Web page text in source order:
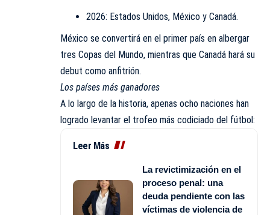
2026: Estados Unidos, México y Canadá.
México se convertirá en el primer país en albergar
tres Copas del Mundo, mientras que Canadá hará su
debut como anfitrión.
Los países más ganadores
A lo largo de la historia, apenas ocho naciones han
logrado levantar el trofeo más codiciado del fútbol:
Leer Más
La revictimización en el
proceso penal: una
deuda pendiente con las
víctimas de violencia de